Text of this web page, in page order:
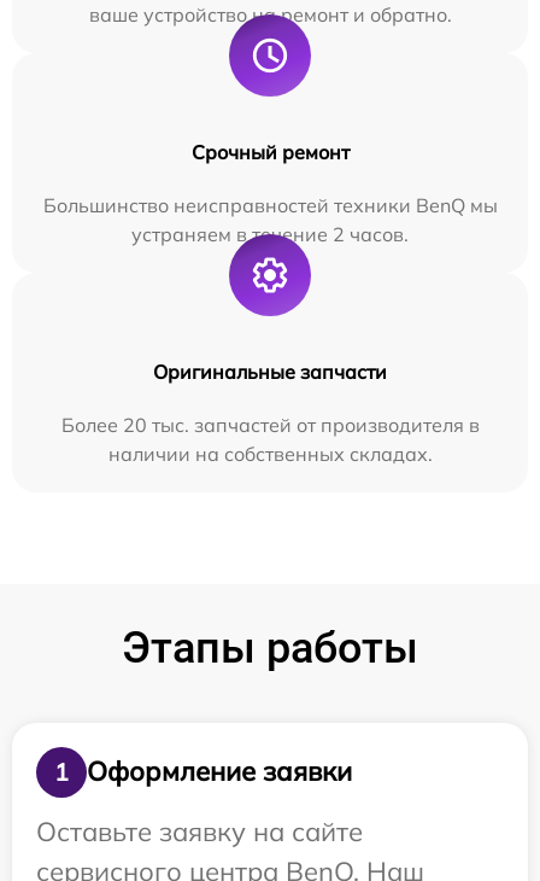
ваше устройство на ремонт и обратно.
Срочный ремонт
Большинство неисправностей техники BenQ мы
устраняем в течение 2 часов.
Оригинальные запчасти
Более 20 тыс. запчастей от производителя в
наличии на собственных складах.
Этапы работы
1
Оформление заявки
Оставьте заявку на сайте
сервисного центра BenQ. Наш